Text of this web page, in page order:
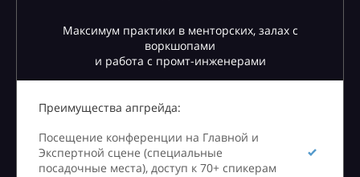
Максимум практики в менторских, залах с
воркшопами
и работа с промт-инженерами
Преимущества апгрейда:
Посещение конференции на Главной и
Экспертной сцене (специальные
посадочные места), доступ к 70+ спикерам